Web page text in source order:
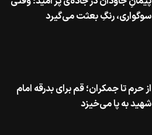
سوگواری، رنگِ بعثت می‌گیرد
از حرم تا جمکران؛ قم برای بدرقه امام
شهید به پا می‌خیزد